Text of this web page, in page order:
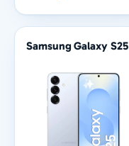
Samsung Galaxy S25